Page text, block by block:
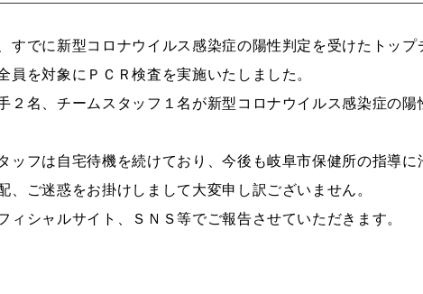
すでに新型コロナウイルス感染症の陽性判定を受けたトッ
員を対象にＰＣＲ検査を実施いたしました。
２名、チームスタッフ１名が新型コロナウイルス感染症の
ッフは自宅待機を続けており、今後も岐阜市保健所の指導
、ご迷惑をお掛けしまして大変申し訳ございません。
ィシャルサイト、ＳＮＳ等でご報告させていただきます。